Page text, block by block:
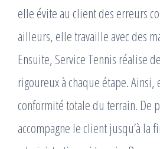
elle évite au client des erreurs
ailleurs, elle travaille avec des
Ensuite, Service Tennis réalise
rigoureux à chaque étape. Ainsi,
conformité totale du terrain. De
accompagne le client jusqu’à la